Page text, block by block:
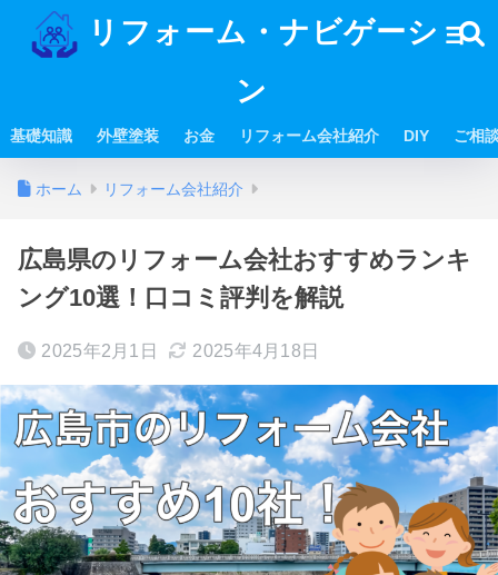
リフォーム・ナビゲーショ
ン
基礎知識 外壁塗装 お金 リフォーム会社紹介 DIY ご相
ホーム リフォーム会社紹介
広島県のリフォーム会社おすすめランキ
ング10選！口コミ評判を解説
2025年2月1日 2025年4月18日